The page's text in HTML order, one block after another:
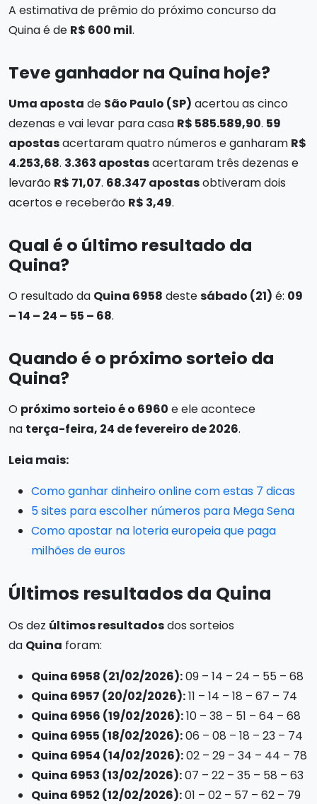
A estimativa de prêmio do próximo concurso da
Quina é de R$ 600 mil.
Teve ganhador na Quina hoje?
Uma aposta de São Paulo (SP) acertou as cinco
dezenas e vai levar para casa R$ 585.589,90. 59
apostasacertaram quatro números e ganharam R$
4.253,68. 3.363 apostasacertaram três dezenas e
levarão R$ 71,07. 68.347 apostasobtiveram dois
acertos e receberão R$ 3,49.
Qual é o último resultado da
Quina?
O resultado da Quina 6958 destesábado (21) é: 09
– 14 – 24 – 55 – 68.
Quando é o próximo sorteio da
Quina?
O próximo sorteio é o 6960 e ele acontece
na terça-feira, 24 de fevereiro de 2026.
Leia mais:
Como ganhar dinheiro online com estas 7 dicas
5 sites para escolher números para Mega Sena
Como apostar na loteria europeia que paga
milhões de euros
Últimos resultados da Quina
Os dez últimos resultadosdos sorteios
da Quina foram:
Quina 6958 (21/02/2026):09 – 14 – 24 – 55 – 68
Quina 6957 (20/02/2026):11 – 14 – 18 – 67 – 74
Quina 6956 (19/02/2026):10 – 38 – 51 – 64 – 68
Quina 6955 (18/02/2026):06 – 08 – 18 – 23 – 74
Quina 6954 (14/02/2026):02 – 29 – 34 – 44 – 78
Quina 6953 (13/02/2026):07 – 22 – 35 – 58 – 63
Quina 6952 (12/02/2026):01 – 02 – 57 – 62 – 79